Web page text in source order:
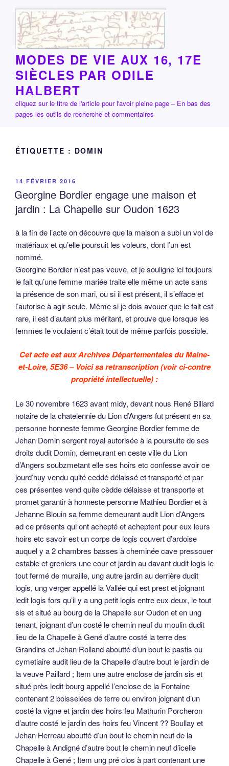
contenu
principal
MODES DE VIE AUX 16, 17E
SIÈCLES PAR ODILE
HALBERT
cliquez sur le titre de l'article pour l'avoir pleine page – En bas des
pages les outils de recherche et commentaires
ÉTIQUETTE : DOMIN
PUBLIÉ
LE
14 FÉVRIER 2016
Georgine Bordier engage une maison et
jardin : La Chapelle sur Oudon 1623
à la fin de l’acte on découvre que la maison a subi un vol de
matériaux et qu’elle poursuit les voleurs, dont l’un est
nommé.
Georgine Bordier n’est pas veuve, et je souligne ici toujours
le fait qu’une femme mariée traite elle même un acte sans
la présence de son mari, ou si il est présent, il s’efface et
l’autorise à agir seule. Même si je dois avouer que le fait est
rare, il est d’autant plus méritant, et prouve que lorsque les
femmes le voulaient c’était tout de même parfois possible.
Cet acte est aux Archives Départementales du Maine-
et-Loire, 5E36 – Voici sa retranscription (voir ci-contre
propriété intellectuelle) :
Le 30 novembre 1623 avant midy, devant nous René Billard
notaire de la chatelennie du Lion d’Angers fut présent en sa
personne honneste femme Georgine Bordier femme de
Jehan Domin sergent royal autorisée à la poursuite de ses
droits dudit Domin, demeurant en ceste ville du Lion
d’Angers soubzmetant elle ses hoirs etc confesse avoir ce
jourd’huy vendu quité ceddé délaissé et transporté et par
ces présentes vend quite cèdde délaisse et transporte et
promet garantir à honneste personne Mathieu Bordier et à
Jehanne Blouin sa femme demeurant audit Lion d’Angers
ad ce présents qui ont achepté et acheptent pour eux leurs
hoirs etc savoir est un corps de logis couvert d’ardoise
auquel y a 2 chambres basses à cheminée cave pressouer
estable et greniers une cour et jardin au davant dudit logis le
tout fermé de muraille, ung autre jardin au derrière dudit
logis, ung verger appellé la Vallée qui est prest et joignant
ledit logis fors qu’il y a ung petit logis entre eux deux, le tout
sis et situé au bourg de la Chapelle sur Oudon et en ung
tenant, joignant d’un costé le chemin neuf du moulin dudit
lieu de la Chapelle à Gené d’autre costé la terre des
Grandins et Jehan Rolland aboutté d’un bout le pastis ou
cymetiaire audit lieu de la Chapelle d’autre bout le jardin de
la veuve Paillard ; Item une autre enclose de jardin sis et
situé près ledit bourg appellé l’enclose de la Fontaine
contenant 2 boisselées de terre ou environ joignant d’un
costé la vigne et jardin des hoirs feu Mathurin Porcheron
d’autre costé le jardin des hoirs feu Vincent ?? Boullay et
Jehan Herreau aboutté d’un bout le chemin neuf de la
Chapelle à Andigné d’autre bout le chemin neuf d’icelle
Chapelle à Gené ; Item ung pré clos à part contenant une